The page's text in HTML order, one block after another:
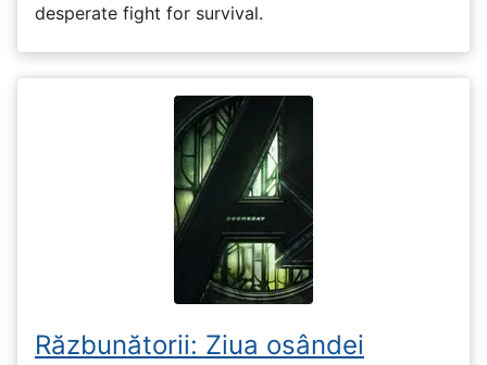
desperate fight for survival.
Răzbunătorii: Ziua osândei